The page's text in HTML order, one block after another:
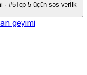
· #5Top 5 üçün səs verİlk
geyimi